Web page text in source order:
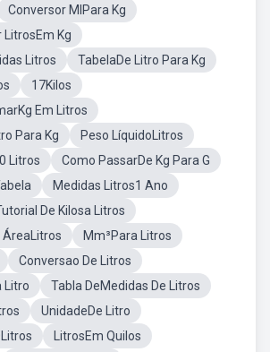
Conversor MlPara Kg
Kg
Litros
TabelaDe Litro Para Kg
17Kilos
Em Litros
Para Kg
Peso LíquidoLitros
Litros
Como PassarDe Kg Para G
Medidas Litros1 Ano
De Kilosa Litros
ÁreaLitros
Mm³Para Litros
Conversao De Litros
Litro
Tabla DeMedidas De Litros
UnidadeDe Litro
LitrosEm Quilos